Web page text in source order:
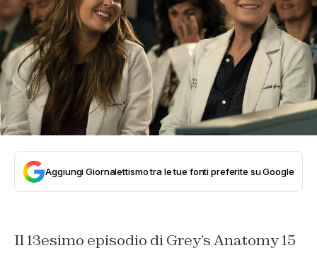
Aggiungi Giornalettismo tra le tue fonti preferite su Google
Il 13esimo episodio di Grey’s Anatomy 15